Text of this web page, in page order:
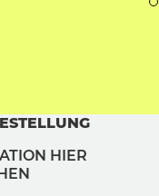
HIER